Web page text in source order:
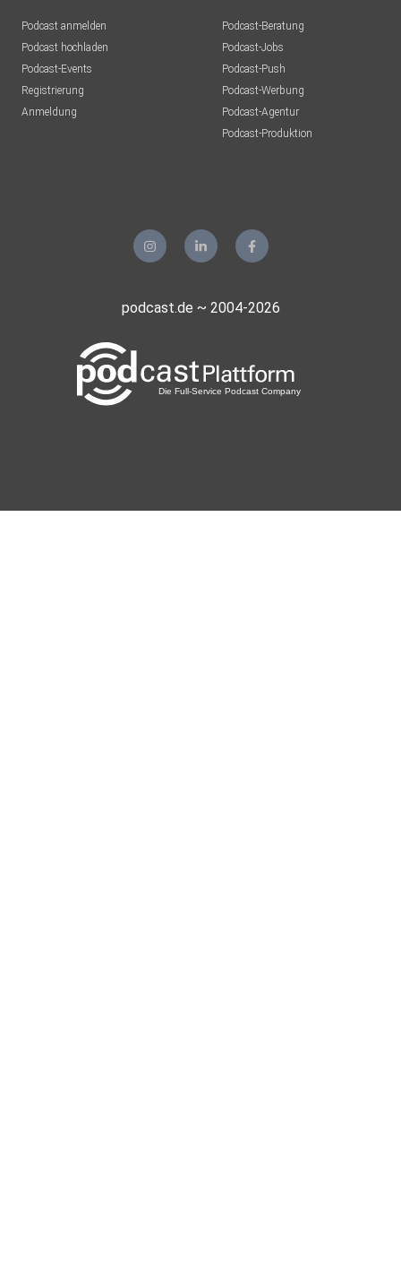
Podcast anmelden
Podcast hochladen
Podcast-Events
Registrierung
Anmeldung
Podcast-Beratung
Podcast-Jobs
Podcast-Push
Podcast-Werbung
Podcast-Agentur
Podcast-Produktion
podcast.de ~ 2004-2026